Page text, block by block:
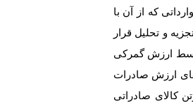
که از آن با
و تحلیل قرار
ارزش گمرکی
ارزش صادرات
کالای صادراتی